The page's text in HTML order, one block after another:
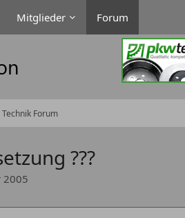
Mitglieder Forum
Technik Forum
???
2005